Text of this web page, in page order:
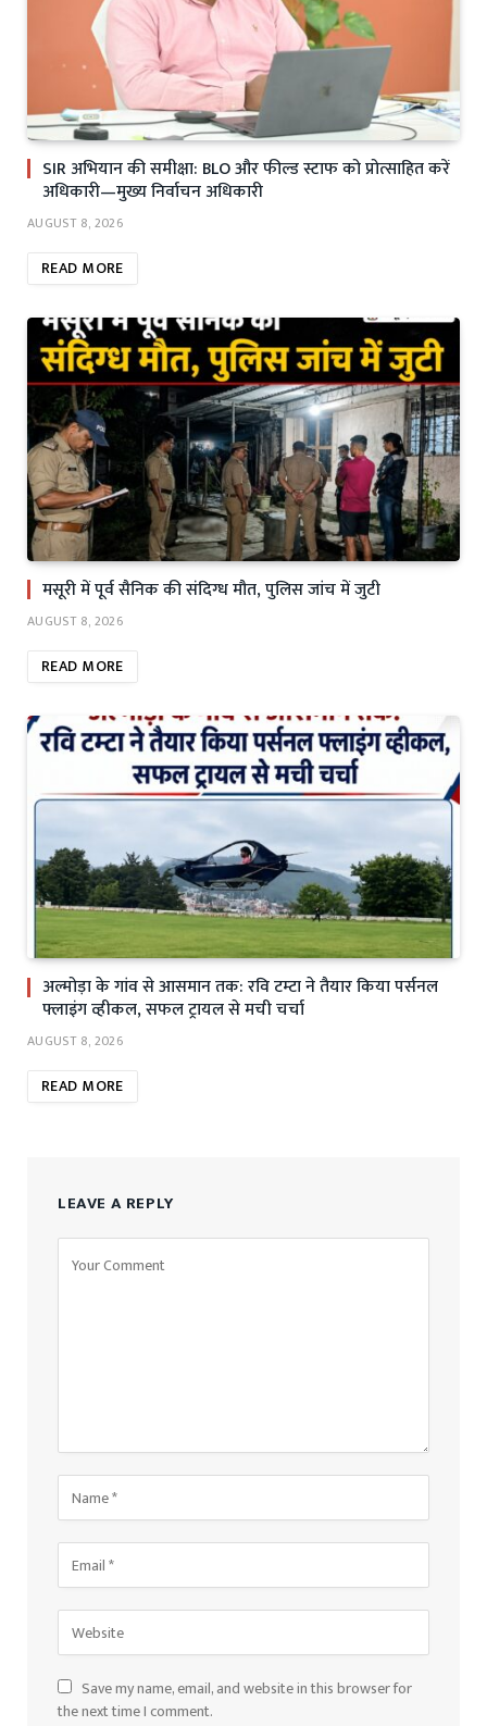
SIR अभियान की समीक्षा: BLO और फील्ड स्टाफ को प्रोत्साहित करें
अधिकारी—मुख्य निर्वाचन अधिकारी
AUGUST 8, 2026
READ MORE
मसूरी में पूर्व सैनिक की संदिग्ध मौत, पुलिस जांच में जुटी
AUGUST 8, 2026
READ MORE
अल्मोड़ा के गांव से आसमान तक: रवि टम्टा ने तैयार किया पर्सनल
फ्लाइंग व्हीकल, सफल ट्रायल से मची चर्चा
AUGUST 8, 2026
READ MORE
LEAVE A REPLY
Save my name, email, and website in this browser for
the next time I comment.